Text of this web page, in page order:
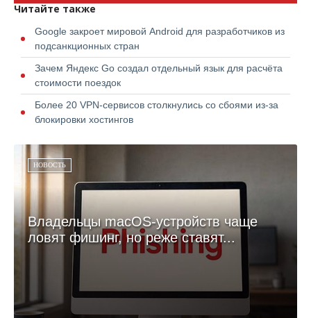
Читайте также
Google закроет мировой Android для разработчиков из
подсанкционных стран
Зачем Яндекс Go создал отдельный язык для расчёта
стоимости поездок
Более 20 VPN-сервисов столкнулись со сбоями из-за
блокировки хостингов
НОВОСТЬ
Владельцы macOS-устройств чаще
ловят фишинг, но реже ставят...